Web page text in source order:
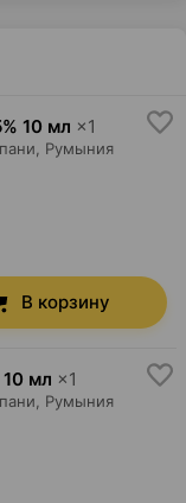
10 мл ×1
, Румыния
В корзину
10 мл ×1
, Румыния